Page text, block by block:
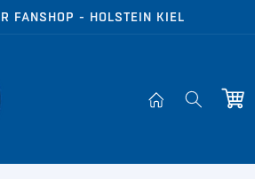
FANSHOP - HOLSTEIN KIEL